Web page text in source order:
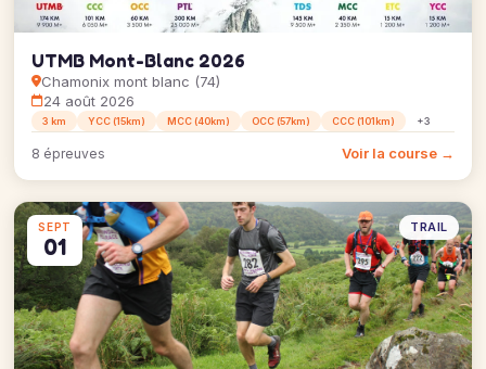
UTMB Mont-Blanc 2026
Chamonix mont blanc (74)
24 août 2026
3 km YCC (15km) MCC (40km) OCC (57km) CCC (101km) +3
8 épreuves Voir la course →
SEPT
01
TRAIL